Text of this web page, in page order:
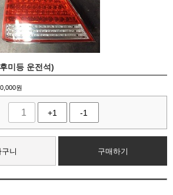
미등 운전석)
원
+1 -1
니 구매하기